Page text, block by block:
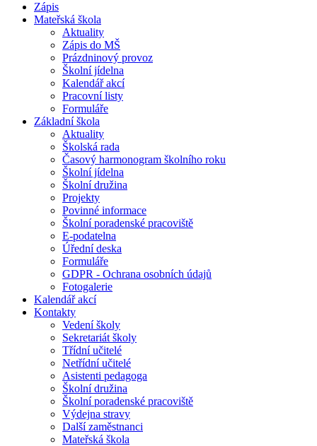
Zápis
Mateřská škola
Aktuality
Zápis do MŠ
Prázdninový provoz
Školní jídelna
Kalendář akcí
Pracovní listy
Formuláře
Základní škola
Aktuality
Školská rada
Časový harmonogram školního roku
Školní jídelna
Školní družina
Projekty
Povinné informace
Školní poradenské pracoviště
E-podatelna
Úřední deska
Formuláře
GDPR - Ochrana osobních údajů
Fotogalerie
Kalendář akcí
Kontakty
Vedení školy
Sekretariát školy
Třídní učitelé
Netřídní učitelé
Asistenti pedagoga
Školní družina
Školní poradenské pracoviště
Výdejna stravy
Další zaměstnanci
Mateřská škola